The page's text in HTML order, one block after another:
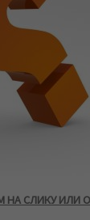
НА СЛИКУ ИЛИ